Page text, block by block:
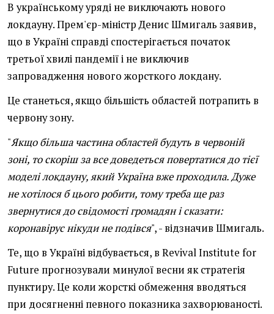
В українському уряді не виключають нового
локдауну. Прем'єр-міністр Денис Шмигаль заявив,
що в Україні справді спостерігається початок
третьої хвилі пандемії і не виключив
запровадження нового жорсткого локдану.
Це станеться, якщо більшість областей потрапить в
червону зону.
"Якщо більша частина областей будуть в червоній
зоні, то скоріш за все доведеться повертатися до тієї
моделі локдауну, який Україна вже проходила. Дуже
не хотілося б цього робити, тому треба ще раз
звернутися до свідомості громадян і сказати:
коронавірус нікуди не подівся", - відзначив Шмигаль.
Те, що в Україні відбувається, в Revival Institute for
Future прогнозували минулої весни як стратегія
пунктиру. Це коли жорсткі обмеження вводяться
при досягненні певного показника захворюваності.